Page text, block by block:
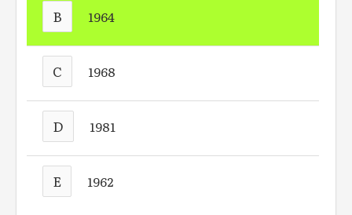
B 1964
C 1968
D 1981
E 1962